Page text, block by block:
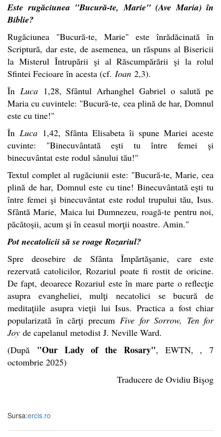
Este rugăciunea "Bucură-te, Marie" (Ave Maria) în
Biblie?
Rugăciunea "Bucură-te, Marie" este înrădăcinată în
Scriptură, dar este, de asemenea, un răspuns al Bisericii
la Misterul Întrupării şi al Răscumpărării şi la rolul
Sfintei Fecioare în acesta (cf. Ioan 2,3).
În Luca1,28, Sfântul Arhanghel Gabriel o salută pe
Maria cu cuvintele: "Bucură-te, cea plină de har, Domnul
este cu tine!"
În Luca 1,42, Sfânta Elisabeta îi spune Mariei aceste
cuvinte: "Binecuvântată eşti tu între femei şi
binecuvântat este rodul sânului tău!"
Textul complet al rugăciunii este: "Bucură-te, Marie, cea
plină de har, Domnul este cu tine! Binecuvântată eşti tu
între femei şi binecuvântat este rodul trupului tău, Isus.
Sfântă Marie, Maica lui Dumnezeu, roagă-te pentru noi,
păcătoşii, acum şi în ceasul morţii noastre. Amin."
Pot necatolicii să se roage Rozariul?
Spre deosebire de Sfânta Împărtăşanie, care este
rezervată catolicilor, Rozariul poate fi rostit de oricine.
De fapt, deoarece Rozariul este în mare parte o reflecţie
asupra evangheliei, mulţi necatolici se bucură de
meditaţiile asupra vieţii lui Isus. Practica a fost chiar
popularizată în cărţi precum Five for Sorrow, Ten for
Joy de capelanul metodist J. Neville Ward.
(După "Our Lady of the Rosary", EWTN, , 7
octombrie 2025)
Traducere de Ovidiu Bişog
Sursa:ercis.ro